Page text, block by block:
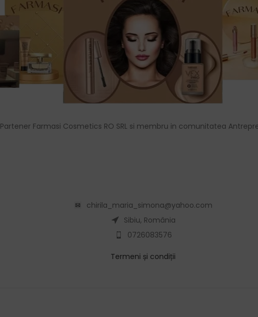
Partener Farmasi Cosmetics RO SRL si membru in comunitatea
chirila_maria_simona@yahoo.com
Sibiu, România
0726083576
Termeni și condiții